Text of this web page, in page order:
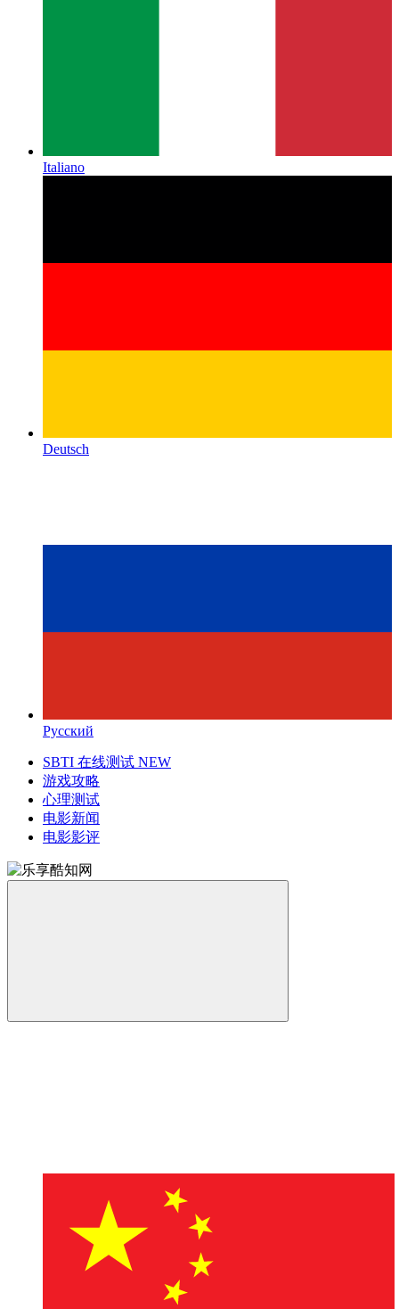
Italiano
Deutsch
Русский
SBTI 在线测试 NEW
游戏攻略
心理测试
电影新闻
电影影评